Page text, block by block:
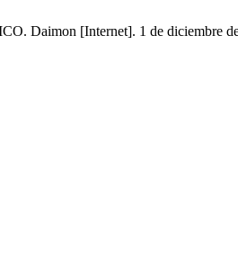
[Internet]. 1 de diciembre de